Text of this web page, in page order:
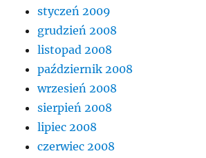
styczeń 2009
grudzień 2008
listopad 2008
październik 2008
wrzesień 2008
sierpień 2008
lipiec 2008
czerwiec 2008